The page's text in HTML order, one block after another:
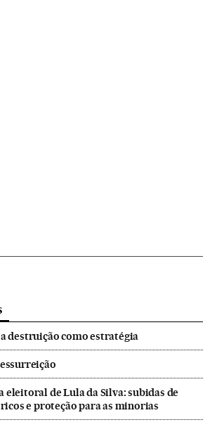
destruição como estratégia
eleitoral de Lula da Silva: subidas de
e proteção para as minorias